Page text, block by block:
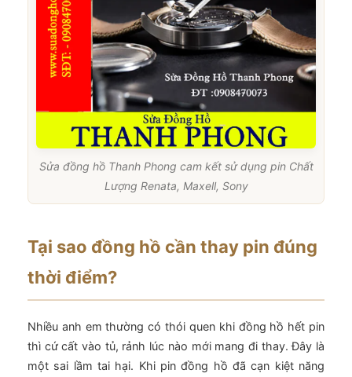
Sửa đồng hồ Thanh Phong cam kết sử dụng pin Chất
Lượng Renata, Maxell, Sony
Tại sao đồng hồ cần thay pin đúng
thời điểm?
Nhiều anh em thường có thói quen khi đồng hồ hết pin
thì cứ cất vào tủ, rảnh lúc nào mới mang đi thay. Đây là
một sai lầm tai hại. Khi pin đồng hồ đã cạn kiệt năng